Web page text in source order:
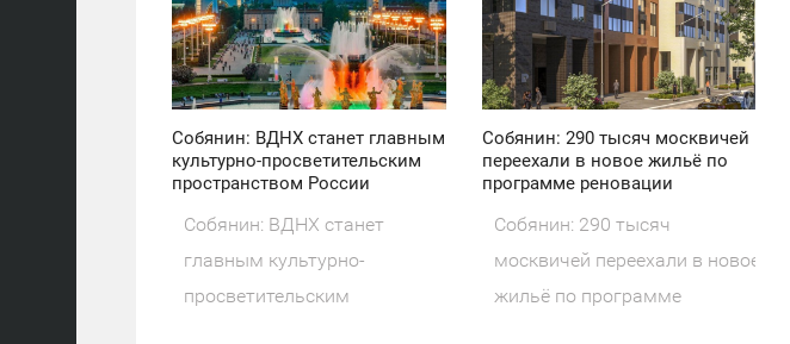
Собянин: ВДНХ станет главным
культурно-просветительским
пространством России
Собянин: ВДНХ станет
главным культурно-
просветительским
Собянин: 290 тысяч москвичей
переехали в новое жильё по
программе реновации
Собянин: 290 тысяч
москвичей переехали в новое
жильё по программе